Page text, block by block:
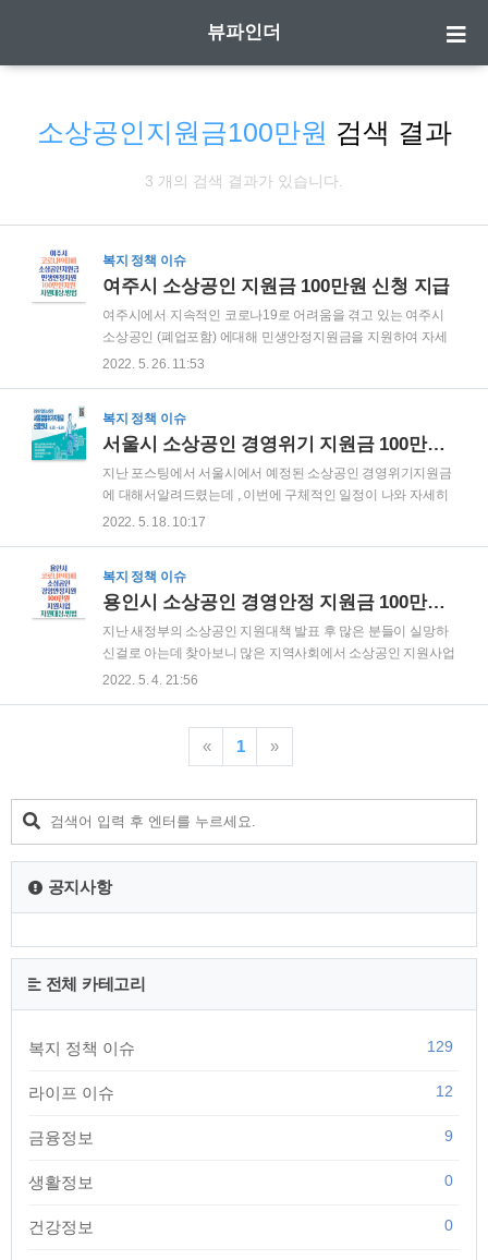
뷰파인더
소상공인지원금100만원 검색 결과
3 개의 검색 결과가 있습니다.
복지 정책 이슈
여주시 소상공인 지원금 100만원 신청 지급
여주시에서 지속적인 코로나19로 어려움을 겪고 있는 여주시
소상공인 (폐업포함) 에대해 민생안정지원금을 지원하여 자세
히 알아보도록 하겠습니다. 소상공인 손실보전금 방역지원금
지원금 추경안이 5월 27일 본회의에서 통과될것으로 보이며,
빠르면 이번주 다가오는 29일 enter1.youstory222.com 여주시
소상공인지원금 100만원 지원대상 사업자등록증 상 2022.4.17
이전 개업하여 사업자아 소재지가 여주시인 소상공인 또는
2022. 5. 26. 11:53
복지 정책 이슈
서울시 소상공인 경영위기 지원금 100만원 신청 대상 방법
지난 포스팅에서 서울시에서 예정된 소상공인 경영위기지원금
에 대해서알려드렸는데 , 이번에 구체적인 일정이 나와 자세히
소개해드리겠습니다. 관악구 긴급재난지원금 지급 신청 서울시
상은 나이와 직업,소득에 상관없이 2022년 4월 21일 기준 관악
구 enter1.youstory222.com 지원요건 정부 방역지원금(1차) 수
령으로 매출감소가 확인되는 대상자 중 버팀목 자금플러스 경
영위기업종 (매출감소율 20% 이상 업종이며, 매출액이 감소)
2022. 5. 18. 10:17
복지 정책 이슈
용인시 소상공인 경영안정 지원금 100만원 신청 대상
지난 새정부의 소상공인 지원대책 발표 후 많은 분들이 실망하
신걸로 아는데 찾아보니 많은 지역사회에서 소상공인 지원사업
을 많이 하는 것을 알 수 있었습니다. 오늘은 용인시 소상공인
건을 모두 충족해야 함 신청일 현재 용인시에 점포 사업장을 두
고 영업중인 소상공인 2021년 연매출액 3억원 이하 소상공인
4.18~4.29 / 오프라인 5.2~5.13) 용인시 소상공인 100만원 지원
금 신청하러 가기 제외대상 2022.1.1 이후 신규 창업한 ..
2022. 5. 4. 21:56
« 1 »
공지사항
전체 카테고리
복지 정책 이슈 129
라이프 이슈 12
금융정보 9
생활정보 0
건강정보 0